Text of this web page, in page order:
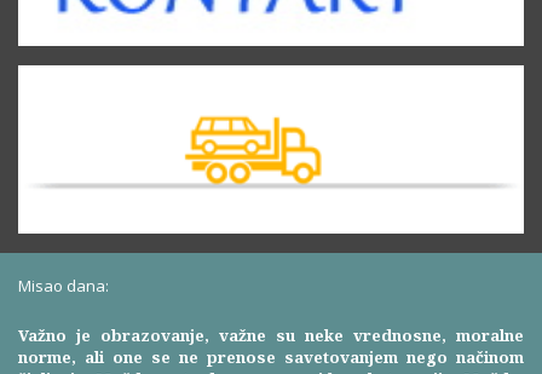
Misao dana:
Važno je obrazovanje, važne su neke vrednosne, moralne
norme, ali one se ne prenose savetovanjem nego načinom